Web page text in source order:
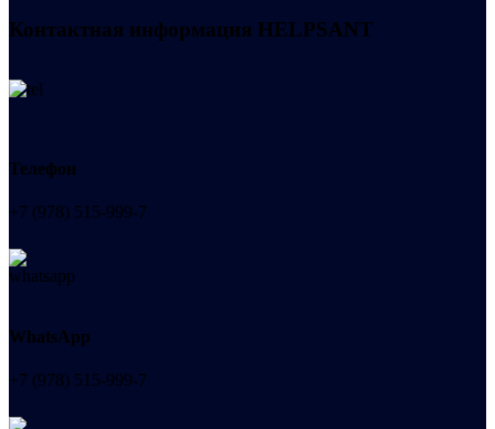
Контактная информация HELPSANT
Телефон
+7 (978) 515-999-7
WhatsApp
+7 (978) 515-999-7